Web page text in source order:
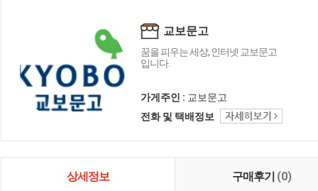
교보문고
꿈을 피우는 세상, 인터넷 교보문고
입니다.
가게주인 : 교보문고
전화 및 택배정보
상세정보 구매후기 (0)